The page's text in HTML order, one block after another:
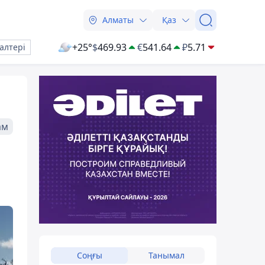
Алматы Қаз
+25°$469.93 €541.64 ₽5.71
Соңғы Танымал